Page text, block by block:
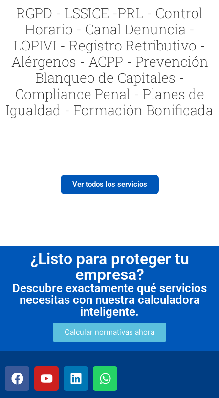
RGPD - LSSICE -PRL - Control
Horario - Canal Denuncia -
LOPIVI - Registro Retributivo -
Alérgenos - ACPP - Prevención
Blanqueo de Capitales -
Compliance Penal - Planes de
Igualdad - Formación Bonificada
Ver todos los servicios
¿Listo para proteger tu
empresa?
Descubre exactamente qué servicios
necesitas con nuestra calculadora
inteligente.
Calcular normativas ahora